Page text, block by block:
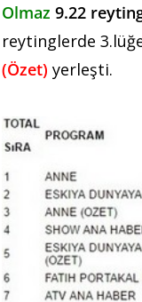
Olmaz 9.22
reytinglerde
(Özet) yerleşti.